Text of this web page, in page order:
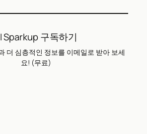
Sparkup 구독하기
더 심층적인 정보를 이메일로 받아 보세
요! (무료)